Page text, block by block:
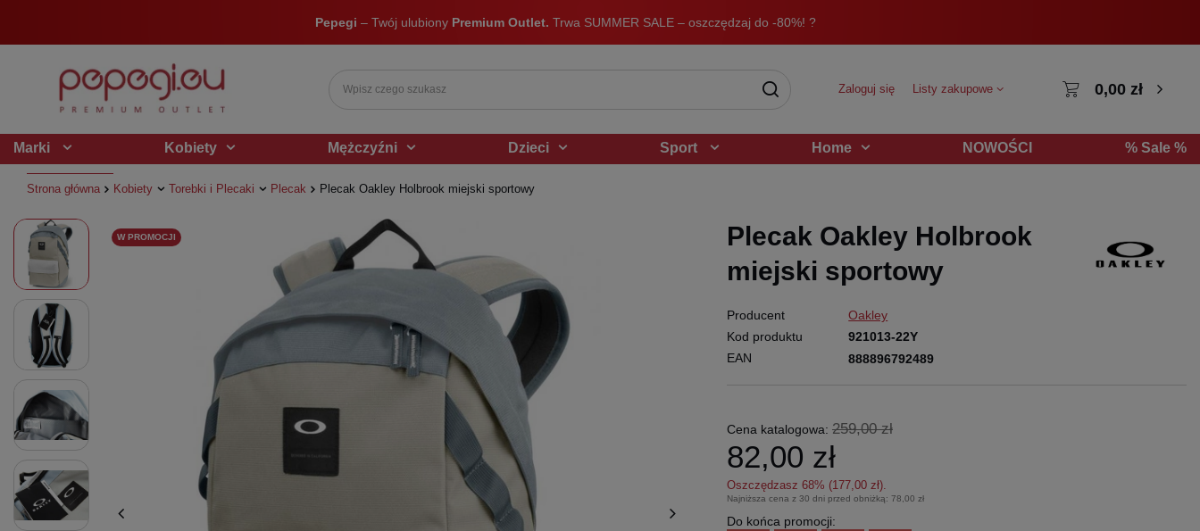
Pepegi – Twój ulubiony Premium Outlet. Trwa SUMMER SALE – oszczędzaj do -80%! ?
Zaloguj się Listy zakupowe 0,00 zł
Marki Kobiety Mężczyźni Dzieci Sport Home NOWOŚCI % Sale %
Strona główna Kobiety Torebki i Plecaki Plecak Plecak Oakley Holbrook miejski sportowy
W PROMOCJI
Plecak Oakley Holbrook
miejski sportowy
Producent
Oakley
Kod produktu
921013-22Y
EAN
888896792489
Cena katalogowa: 259,00 zł
82,00 zł
Oszczędzasz 68% (177,00 zł).
Najniższa cena z 30 dni przed obniżką: 78,00 zł
Do końca promocji: